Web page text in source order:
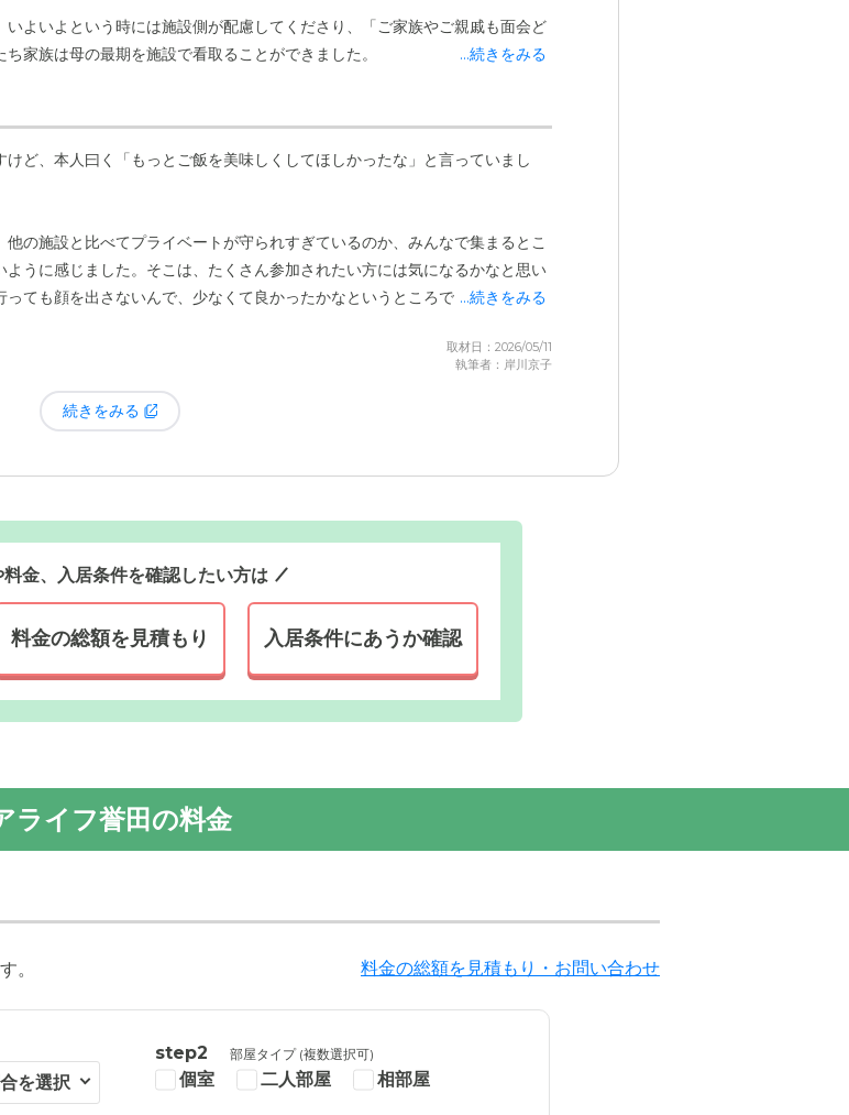
ラス扉や複数の案内看板が設置され、植木鉢の花が華
過ごせる空間となっています。
よいよという時には施設側が配慮してくださり、「ご家族やご親戚も面会ど
家族は母の最期を施設で看取ることができました。
...続きをみる
ど、本人曰く「もっとご飯を美味しくしてほしかったな」と言っていまし
の施設と比べてプライベートが守られすぎているのか、みんなで集まるとこ
うに感じました。そこは、たくさん参加されたい方には気になるかなと思い
ても顔を出さないんで、少なくて良かったかなというところでした。...続きをみる
取材日：2026/05/11
執筆者：岸川京子
続きをみる
料金、入居条件を確認したい方は
料金の総額を見積もり 入居条件にあうか確認
ライフ誉田の料金
。 料金の総額を見積もり・お問い合わせ
step2 部屋タイプ (複数選択可)
個室 二人部屋 相部屋